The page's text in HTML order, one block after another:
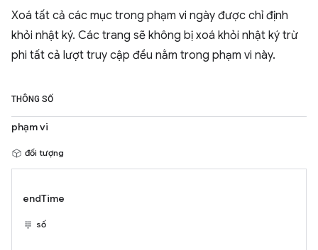
Xoá tất cả các mục trong phạm vi ngày được chỉ định
khỏi nhật ký. Các trang sẽ không bị xoá khỏi nhật ký trừ
phi tất cả lượt truy cập đều nằm trong phạm vi này.
THÔNG SỐ
phạm vi
đối tượng
endTime
số